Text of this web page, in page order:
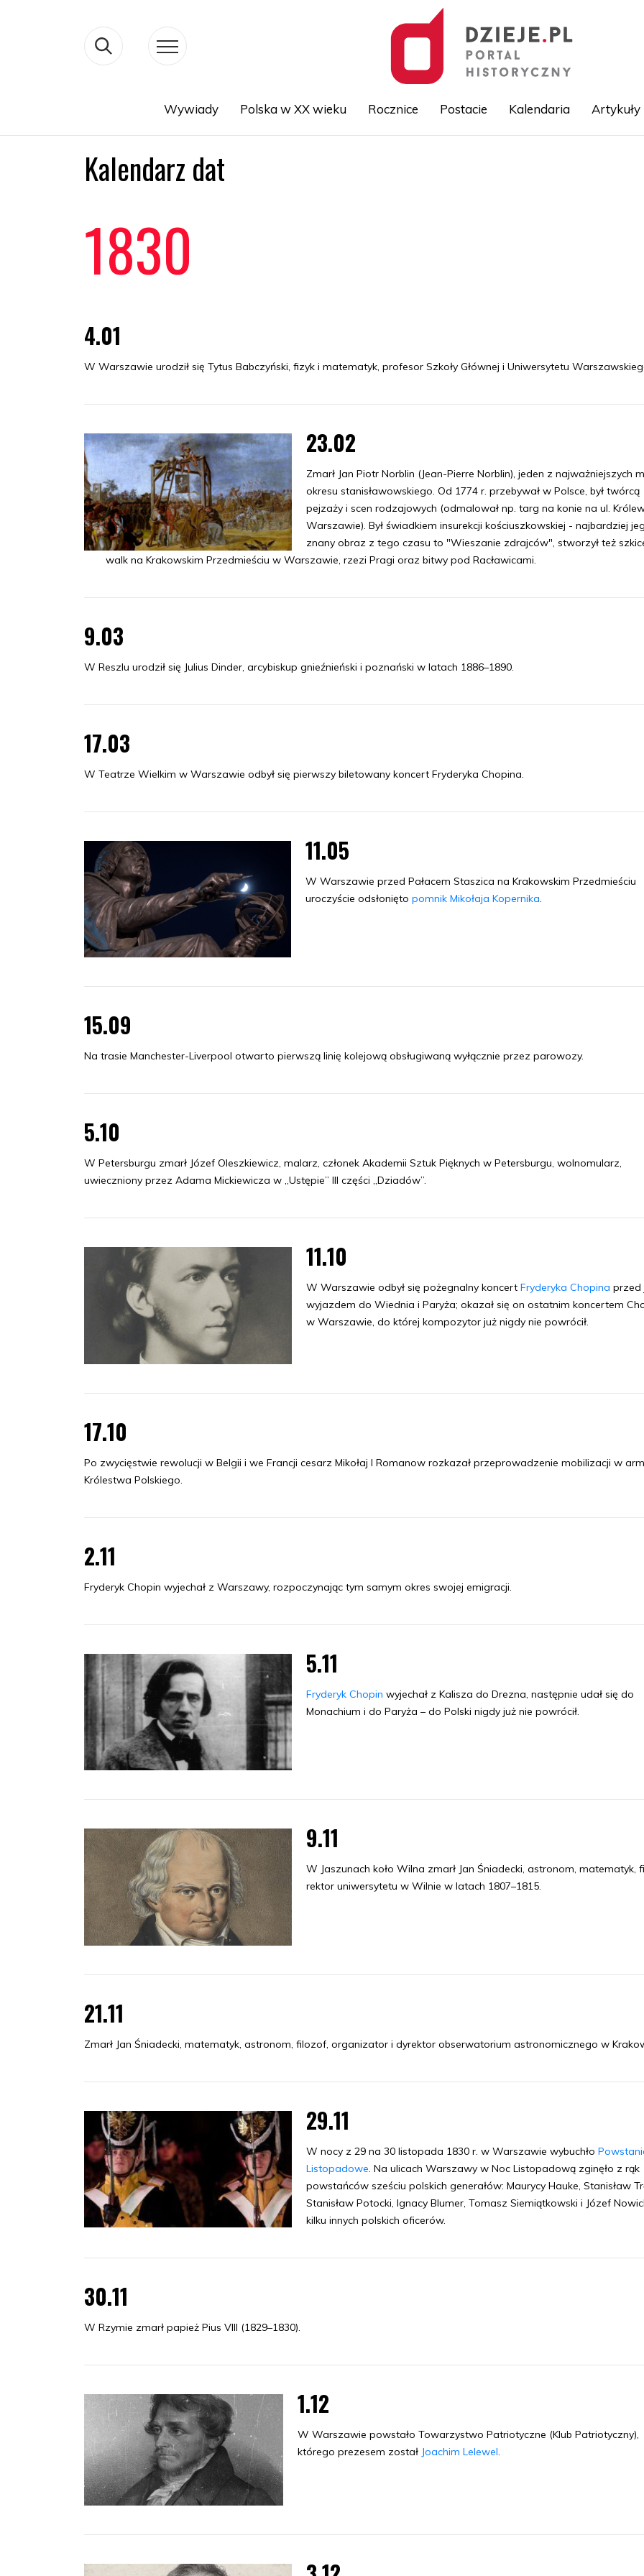
Wywiady Polska w XX wieku Rocznice Postacie Kalendaria Artykuły
Kalendarz dat
1830
4.01
W Warszawie urodził się Tytus Babczyński, fizyk i matematyk, profesor Szkoły Głównej i Uniwersytetu
23.02
Zmarł Jan Piotr Norblin (Jean-Pierre Norblin), jeden z najważniejszych
okresu stanisławowskiego. Od 1774 r. przebywał w Polsce, był twórcą
pejzaży i scen rodzajowych (odmalował np. targ na konie na ul.
Warszawie). Był świadkiem insurekcji kościuszkowskiej - najbardziej
znany obraz z tego czasu to "Wieszanie zdrajców", stworzył też
walk na Krakowskim Przedmieściu w Warszawie, rzezi Pragi oraz bitwy pod Racławicami.
9.03
W Reszlu urodził się Julius Dinder, arcybiskup gnieźnieński i poznański w latach 1886–1890.
17.03
W Teatrze Wielkim w Warszawie odbył się pierwszy biletowany koncert Fryderyka Chopina.
11.05
W Warszawie przed Pałacem Staszica na Krakowskim Przedmieściu
uroczyście odsłoniętopomnik Mikołaja Kopernika.
15.09
Na trasie Manchester-Liverpool otwarto pierwszą linię kolejową obsługiwaną wyłącznie przez parowozy.
5.10
W Petersburgu zmarł Józef Oleszkiewicz, malarz, członek Akademii Sztuk Pięknych w Petersburgu, wolnomularz,
uwieczniony przez Adama Mickiewicza w „Ustępie” III części „Dziadów”.
11.10
W Warszawie odbył się pożegnalny koncert Fryderyka Chopina przed
wyjazdem do Wiednia i Paryża; okazał się on ostatnim koncertem
w Warszawie, do której kompozytor już nigdy nie powrócił.
17.10
Po zwycięstwie rewolucji w Belgii i we Francji cesarz Mikołaj I Romanow rozkazał przeprowadzenie mobilizacji w
Królestwa Polskiego.
2.11
Fryderyk Chopin wyjechał z Warszawy, rozpoczynając tym samym okres swojej emigracji.
5.11
Fryderyk Chopin wyjechał z Kalisza do Drezna, następnie udał się do
Monachium i do Paryża – do Polski nigdy już nie powrócił.
9.11
W Jaszunach koło Wilna zmarł Jan Śniadecki, astronom, matematyk,
rektor uniwersytetu w Wilnie w latach 1807–1815.
21.11
Zmarł Jan Śniadecki, matematyk, astronom, filozof, organizator i dyrektor obserwatorium astronomicznego w
29.11
W nocy z 29 na 30 listopada 1830 r. w Warszawie wybuchło
Listopadowe. Na ulicach Warszawy w Noc Listopadową zginęło z rąk
powstańców sześciu polskich generałów: Maurycy Hauke, Stanisław
Stanisław Potocki, Ignacy Blumer, Tomasz Siemiątkowski i Józef
kilku innych polskich oficerów.
30.11
W Rzymie zmarł papież Pius VIII (1829–1830).
1.12
W Warszawie powstało Towarzystwo Patriotyczne (Klub Patriotyczny),
którego prezesem został Joachim Lelewel.